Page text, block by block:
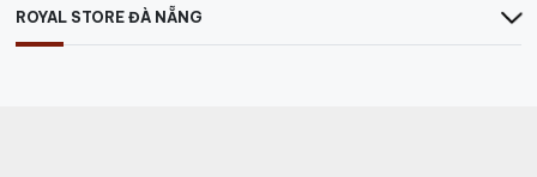
ROYAL STORE ĐÀ NẴNG